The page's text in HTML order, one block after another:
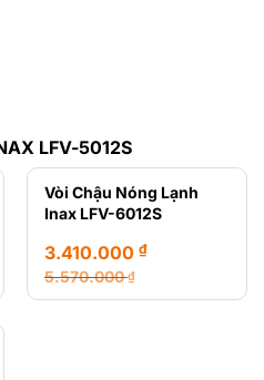
LFV-5012S
Vòi Chậu Nóng Lạnh
Inax LFV-6012S
5.570.000₫
Giá
3.410.000 ₫
Giá